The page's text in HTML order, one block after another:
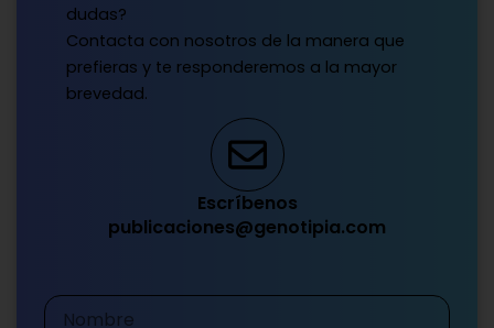
dudas?
Contacta con nosotros de la manera que
prefieras y te responderemos a la mayor
brevedad.
Escríbenos
publicaciones@genotipia.com
Nombre